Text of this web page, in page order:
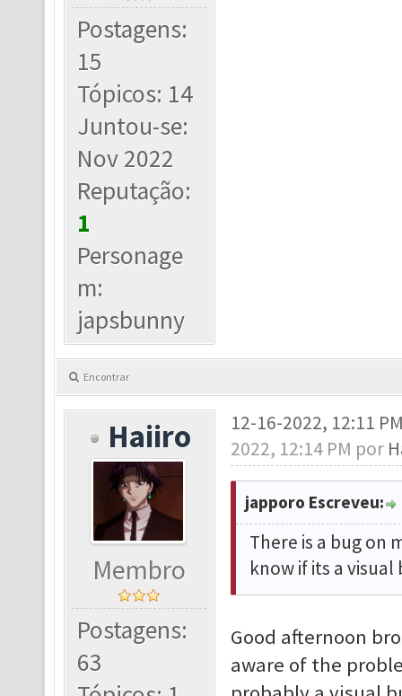
Postagens:
15
Tópicos: 14
Juntou-se:
Nov 2022
Reputação:
1
Personage
m:
japsbunny
Encontrar
Haiiro
Membro
Postagens:
63
12-16-2022, 12:11
2022, 12:14 PM por
japporo Escreveu:
There is a bug on
know if its a
Good afternoon
aware of the